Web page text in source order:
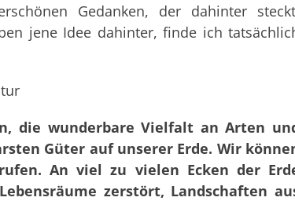
Gedanken, der dahinter
jene Idee dahinter, finde ich
die wunderbare Vielfalt an Arten
Güter auf unserer Erde. Wir
An viel zu vielen Ecken der
zerstört, Landschaften